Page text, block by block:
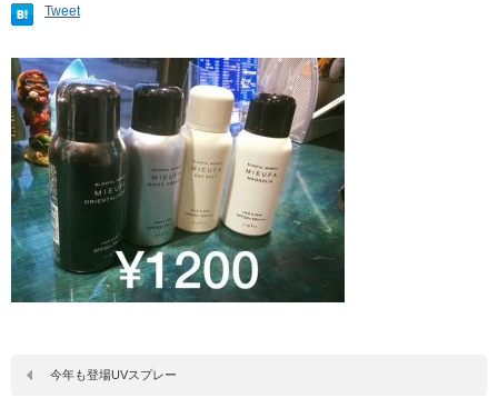
Tweet
今年も登場UVスプレー